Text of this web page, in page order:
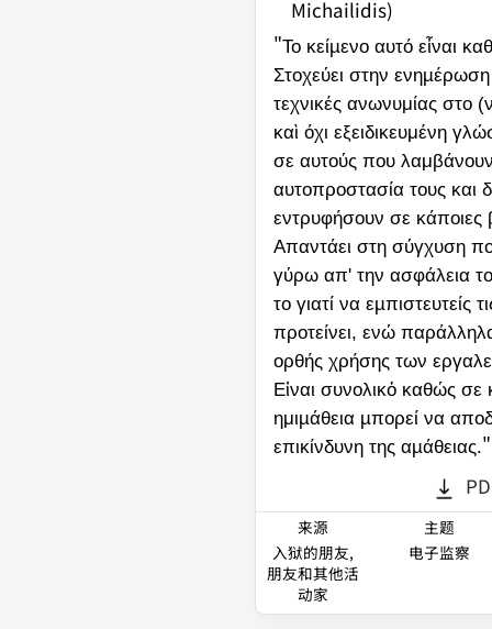
Michailidis)
"Το κείµενο αυτό εἶναι
Στοχεύει στην
τεχνικές ανωνυμίας στο
καὶ όχι εξειδικευμένη
σε αυτούς που
αυτοπροστασία τους και
εντρυφήσουν σε κάποιες
Απαντάει στη σύγχυση
γύρω απ' την ασφάλεια
το γιατί να εµπιστευτείς
προτείνει, ενώ
ορθής χρήσης των
Εἰναι συνολικὀ καθώς σε
ημιµάθεια µπορεί να
επικίνδυνη της αµάθειας."
来源
入狱的朋友,
朋友和其他活
动家
主题
电子监察